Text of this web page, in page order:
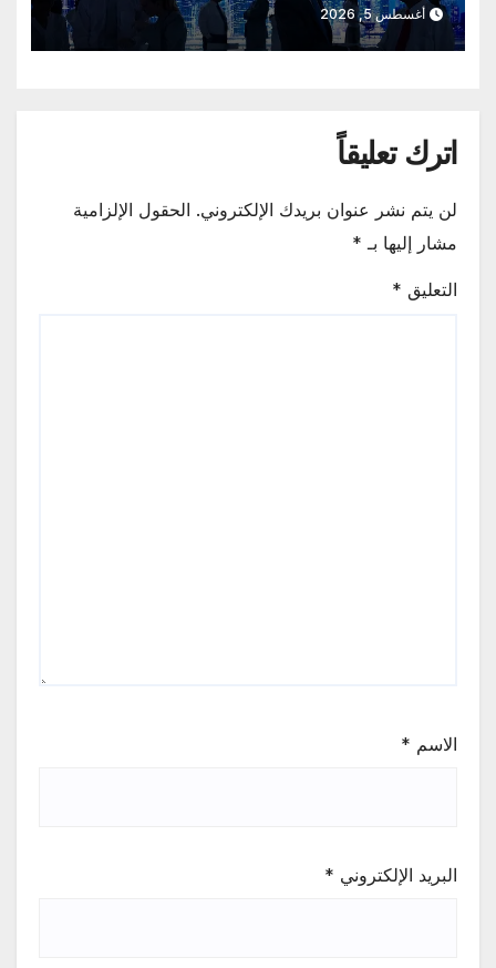
أغسطس 5, 2026
اترك تعليقاً
لن يتم نشر عنوان بريدك الإلكتروني. الحقول الإلزامية
مشار إليها بـ *
التعليق *
الاسم *
البريد الإلكتروني *